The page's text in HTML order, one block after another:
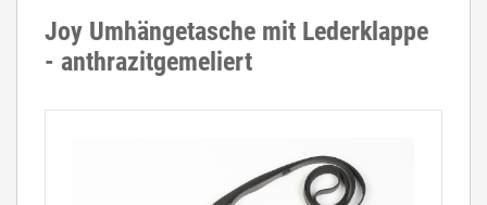
Joy Umhängetasche mit Lederklappe
- anthrazitgemeliert